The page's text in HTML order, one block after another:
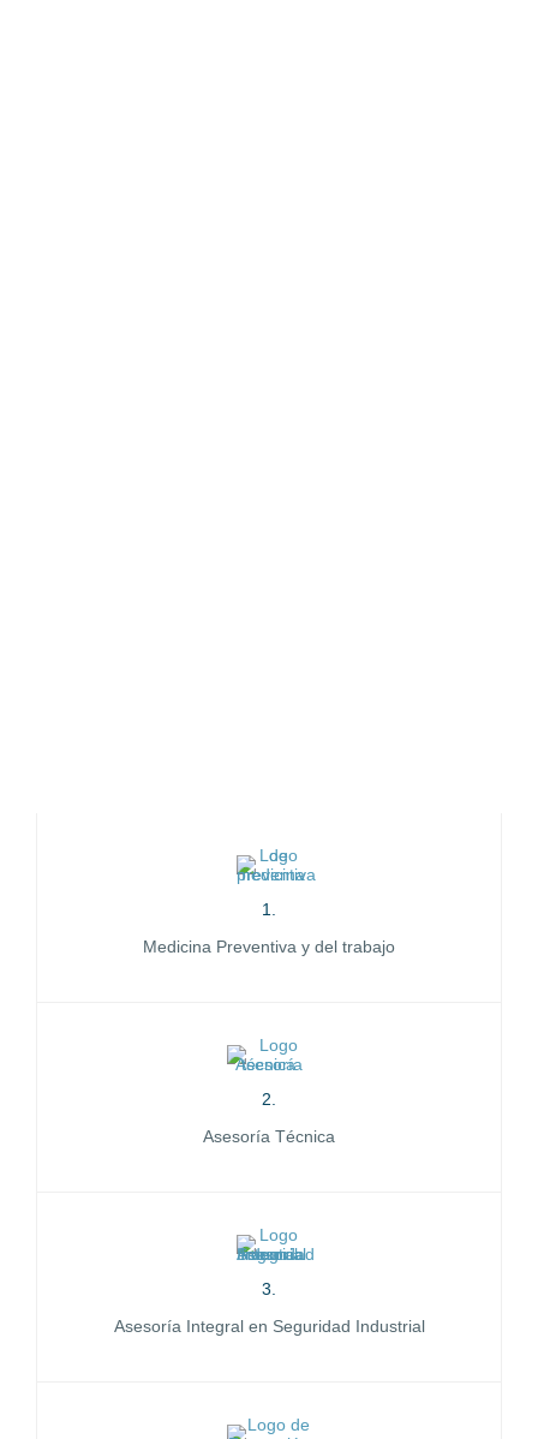
1.
Medicina Preventiva y del trabajo
2.
Asesoría Técnica
3.
Asesoría Integral en Seguridad Industrial